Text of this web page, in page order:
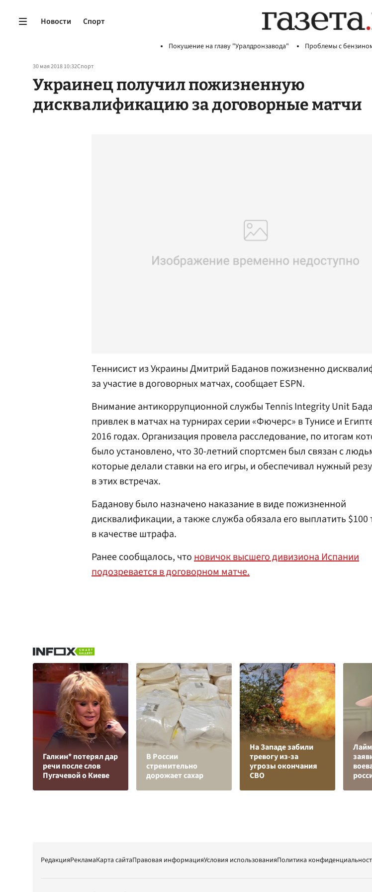
Новости Спорт
Покушение на главу "Уралдронзавода" Проблемы с
30 мая 2018 10:32Спорт
Украинец получил пожизненную
дисквалификацию за договорные матчи
Теннисист из Украины Дмитрий Баданов пожизненно
за участие в договорных матчах, сообщает ESPN.
Внимание антикоррупционной службы Tennis Integrity Unit
привлек в матчах на турнирах серии «Фючерс» в Тунисе и
2016 годах. Организация провела расследование, по итогам
было установлено, что 30-летний спортсмен был связан с
которые делали ставки на его игры, и обеспечивал нужный
в этих встречах.
Баданову было назначено наказание в виде пожизненной
дисквалификации, а также служба обязала его выплатить $100
в качестве штрафа.
Ранее сообщалось, чтоновичок высшего дивизиона Испании
подозревается в договорном матче.
Галкин* потерял дар
речи после слов
Пугачевой о Киеве
В России
стремительно
дорожает сахар
На Западе забили
тревогу из-за
угрозы окончания
СВО
РедакцияРекламаКарта сайтаПравовая информацияУсловия использованияПолитика